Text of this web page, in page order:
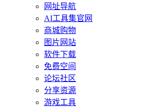
网址导航
AI工具集官网
商城购物
图片网站
软件下载
免费空间
论坛社区
分享资源
游戏工具